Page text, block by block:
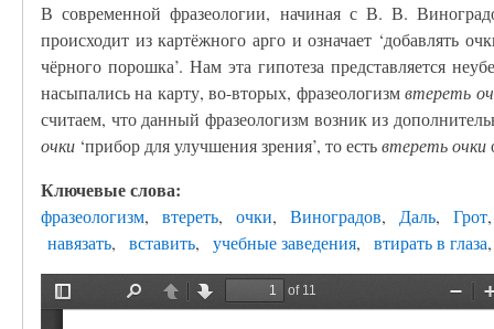
В современной фразеологии, начиная с В. В.
происходит из картёжного арго и означает ‘добавлять
чёрного порошка’. Нам эта гипотеза представляется
насыпались на карту, во-вторых, фразеологизмвтереть
считаем, что данный фразеологизм возник из
очки ‘прибор для улучшения зрения’, то естьвтереть очки
Ключевые слова:
фразеологизм втереть очки Виноградов Даль
Грот
навязать
вставить учебные заведения втирать в глаза